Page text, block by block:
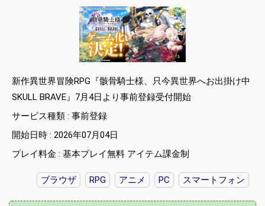
新作異世界冒険RPG『骸骨騎士様、只今異世界へお出掛け中
SKULL BRAVE』7月4日より事前登録受付開始
サービス種類 : 事前登録
開始日時 : 2026年07月04日
プレイ料金 : 基本プレイ無料 アイテム課金制
ブラウザ RPG アニメ PC スマートフォン